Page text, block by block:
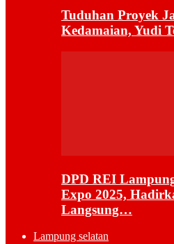
Tuduhan Proyek
Kedamaian, Yudi
DPD REI
Expo 2025,
Langsung…
Lampung selatan